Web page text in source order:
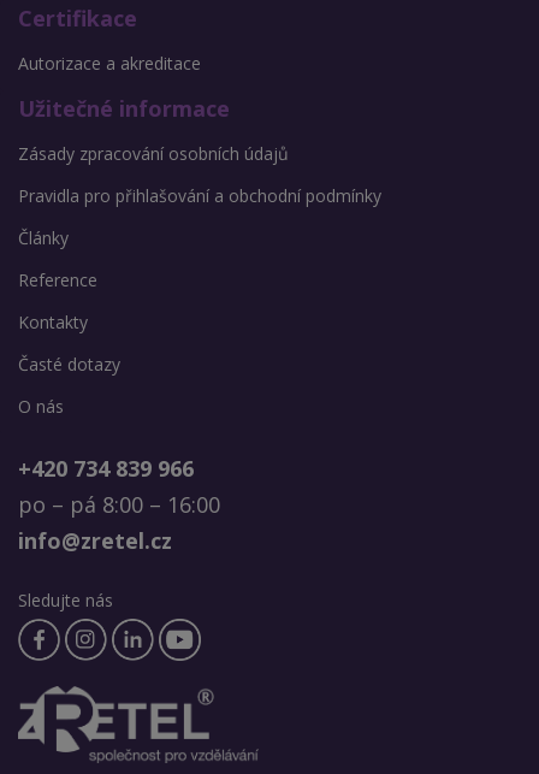
Certifikace
Autorizace a akreditace
Užitečné informace
Zásady zpracování osobních údajů
Pravidla pro přihlašování a obchodní podmínky
Články
Reference
Kontakty
Časté dotazy
O nás
+420 734 839 966
po – pá 8:00 – 16:00
info@zretel.cz
Sledujte nás